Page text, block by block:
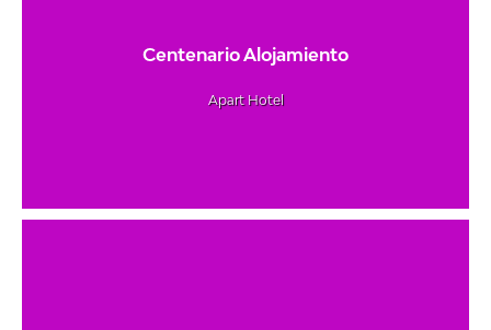
Centenario Alojamiento
Apart Hotel